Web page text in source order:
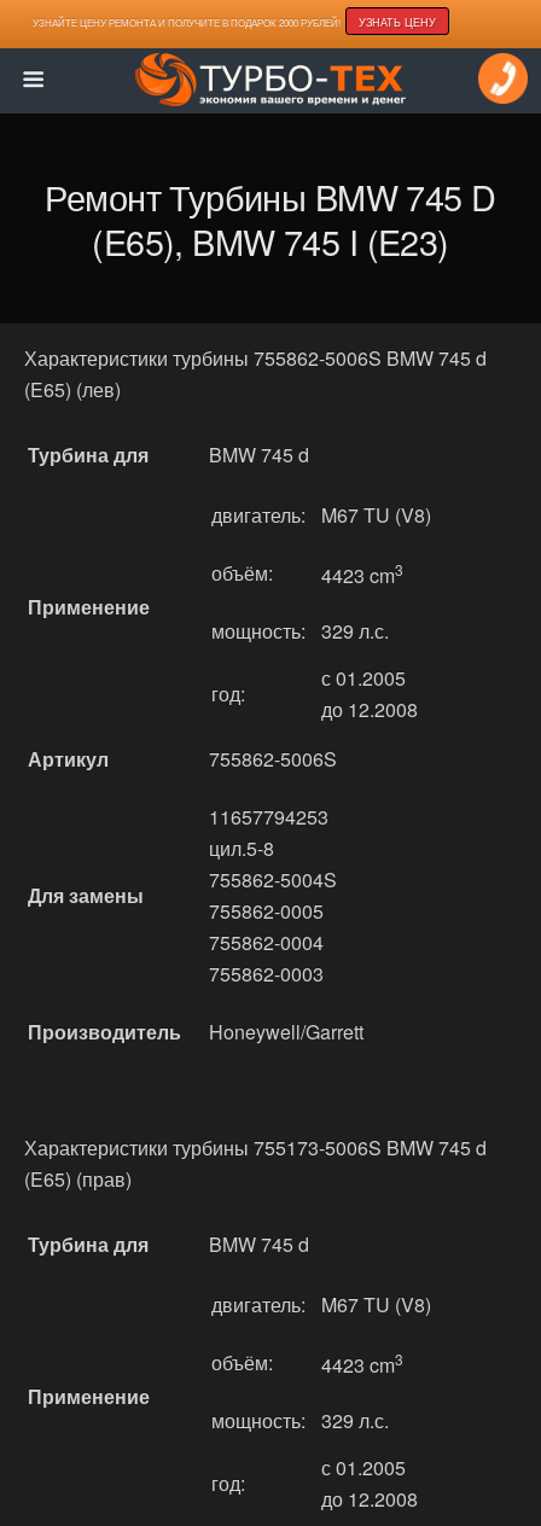
УЗНАЙТЕ ЦЕНУ РЕМОНТА И ПОЛУЧИТЕ В ПОДАРОК 2000 РУБЛЕЙ! УЗНАТЬ ЦЕНУ
Ремонт Турбины BMW 745 D
(E65), BMW 745 I (E23)
Характеристики турбины 755862-5006S BMW 745 d
(E65) (лев)
Турбина для BMW 745 d
Применение
двигатель: M67 TU (V8)
объём: 4423 cm3
мощность: 329 л.с.
год:
с 01.2005
до 12.2008
Артикул
755862-5006S
Для замены
11657794253
цил.5-8
755862-5004S
755862-0005
755862-0004
755862-0003
Производитель Honeywell/Garrett
Характеристики турбины 755173-5006S BMW 745 d
(E65) (прав)
Турбина для BMW 745 d
Применение
двигатель: M67 TU (V8)
объём: 4423 cm3
мощность: 329 л.с.
год:
с 01.2005
до 12.2008